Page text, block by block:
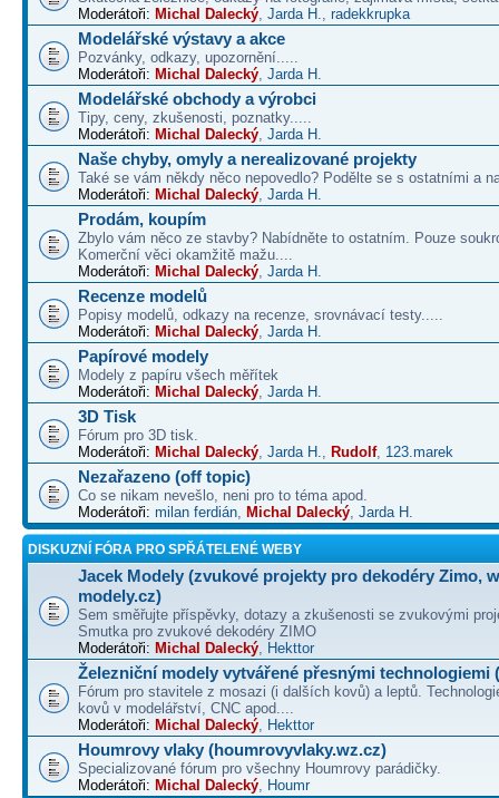
Moderátoři: Michal Dalecký, Jarda H., radekkrupka
Modelářské výstavy a akce
Pozvánky, odkazy, upozornění.....
Moderátoři: Michal Dalecký, Jarda H.
Modelářské obchody a výrobci
Tipy, ceny, zkušenosti, poznatky.....
Moderátoři: Michal Dalecký, Jarda H.
Naše chyby, omyly a nerealizované projekty
Také se vám někdy něco nepovedlo? Podělte se s ostatními a
Moderátoři: Michal Dalecký, Jarda H.
Prodám, koupím
Zbylo vám něco ze stavby? Nabídněte to ostatním. Pouze
Komerční věci okamžitě mažu....
Moderátoři: Michal Dalecký, Jarda H.
Recenze modelů
Popisy modelů, odkazy na recenze, srovnávací testy.....
Moderátoři: Michal Dalecký, Jarda H.
Papírové modely
Modely z papíru všech měřítek
Moderátoři: Michal Dalecký, Jarda H.
3D Tisk
Fórum pro 3D tisk.
Moderátoři: Michal Dalecký, Jarda H., Rudolf, 123.marek
Nezařazeno (off topic)
Co se nikam nevešlo, neni pro to téma apod.
Moderátoři: milan ferdián, Michal Dalecký, Jarda H.
DISKUZNÍ FÓRA PRO SPŘÁTELENÉ WEBY
Jacek Modely (zvukové projekty pro dekodéry Zimo,
modely.cz)
Sem směřujte příspěvky, dotazy a zkušenosti se zvukovými
Smutka pro zvukové dekodéry ZIMO
Moderátoři: Michal Dalecký, Hekttor
Železniční modely vytvářené přesnými technologiemi
Fórum pro stavitele z mosazi (i dalších kovů) a leptů.
kovů v modelářství, CNC apod....
Moderátoři: Michal Dalecký, Hekttor
Houmrovy vlaky (houmrovyvlaky.wz.cz)
Specializované fórum pro všechny Houmrovy parádičky.
Moderátoři: Michal Dalecký, Houmr